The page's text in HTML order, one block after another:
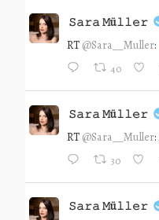
𝚂𝚊𝚛𝚊 𝙼ü𝚕𝚕𝚎𝚛
RT @Sara__Muller:
40
𝚂𝚊𝚛𝚊 𝙼ü𝚕𝚕𝚎𝚛
RT @Sara__Muller
30
𝚂𝚊𝚛𝚊 𝙼ü𝚕𝚕𝚎𝚛